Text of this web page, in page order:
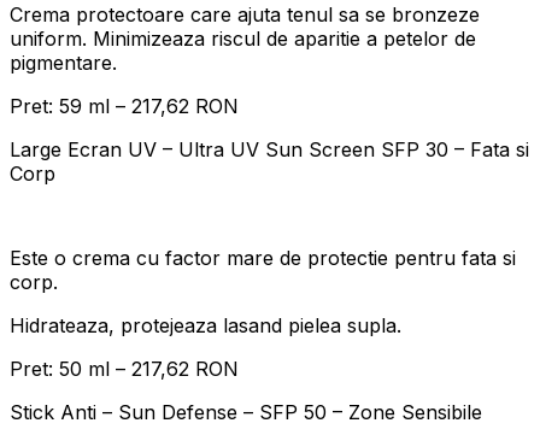
Crema protectoare care ajuta tenul sa se bronzeze
uniform. Minimizeaza riscul de aparitie a petelor de
pigmentare.
Pret: 59 ml – 217,62 RON
Large Ecran UV – Ultra UV Sun Screen SFP 30 – Fata si
Corp
Este o crema cu factor mare de protectie pentru fata si
corp.
Hidrateaza, protejeaza lasand pielea supla.
Pret: 50 ml – 217,62 RON
Stick Anti – Sun Defense – SFP 50 – Zone Sensibile